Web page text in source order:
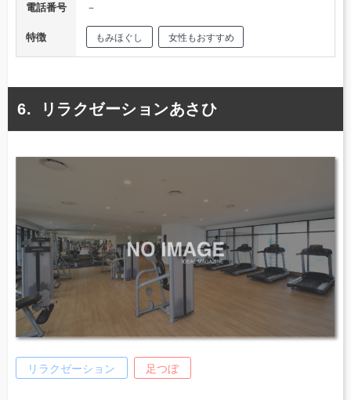
電話番号
－
特徴 もみほぐし 女性もおすすめ
リラクゼーションあさひ
リラクゼーション 足つぼ